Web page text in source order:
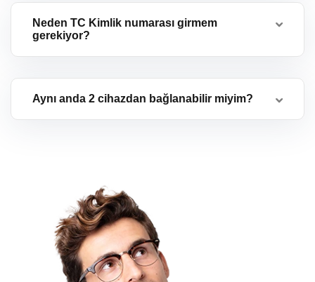
Neden TC Kimlik numarası girmem
gerekiyor?
Aynı anda 2 cihazdan bağlanabilir miyim?